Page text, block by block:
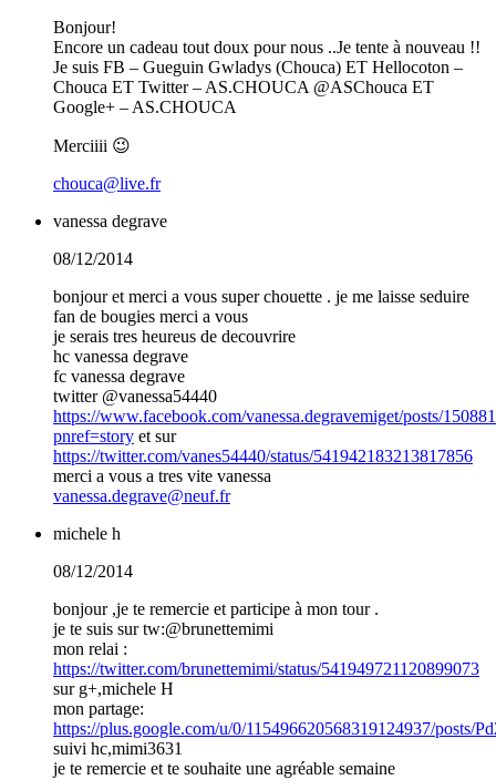
Bonjour!
Encore un cadeau tout doux pour nous ..Je tente à nouveau !!
Je suis FB – Gueguin Gwladys (Chouca) ET Hellocoton –
Chouca ET Twitter – AS.CHOUCA @ASChouca ET
Google+ – AS.CHOUCA
Merciiii 😉
chouca@live.fr
vanessa degrave
08/12/2014
bonjour et merci a vous super chouette . je me laisse seduire
fan de bougies merci a vous
je serais tres heureus de decouvrire
hc vanessa degrave
fc vanessa degrave
twitter @vanessa54440
https://www.facebook.com/vanessa.degravemiget/posts/
pnref=story et sur
https://twitter.com/vanes54440/status/541942183213817856
merci a vous a tres vite vanessa
vanessa.degrave@neuf.fr
michele h
08/12/2014
bonjour ,je te remercie et participe à mon tour .
je te suis sur tw:@brunettemimi
mon relai :
https://twitter.com/brunettemimi/status/541949721120899073
sur g+,michele H
mon partage:
https://plus.google.com/u/0/115496620568319124937/posts/
suivi hc,mimi3631
je te remercie et te souhaite une agréable semaine